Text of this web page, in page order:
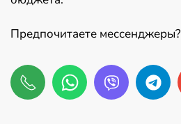
Предпочитаете мессенджеры?